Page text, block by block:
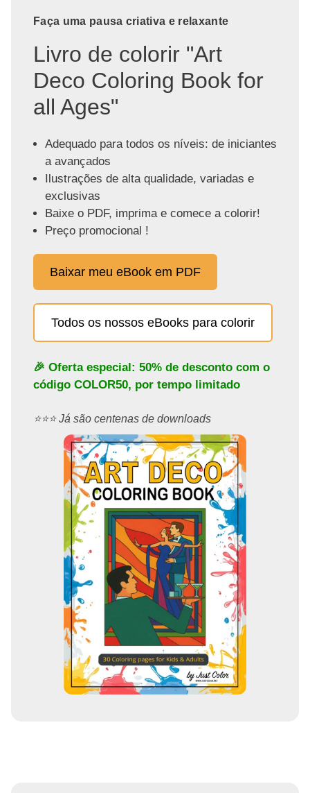
Faça uma pausa criativa e relaxante
Livro de colorir "Art
Deco Coloring Book for
all Ages"
Adequado para todos os níveis: de iniciantes
a avançados
Ilustrações de alta qualidade, variadas e
exclusivas
Baixe o PDF, imprima e comece a colorir!
Preço promocional !
Baixar meu eBook em PDF
Todos os nossos eBooks para colorir
🎉 Oferta especial: 50% de desconto com o
código COLOR50, por tempo limitado
⭐️⭐️⭐️ Já são centenas de downloads